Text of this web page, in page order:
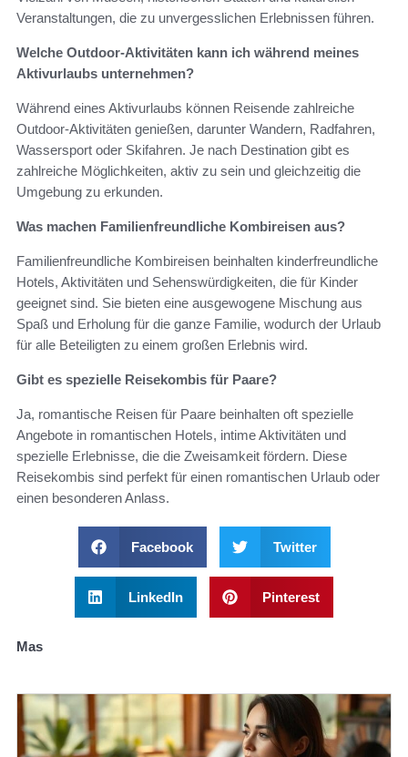
Veranstaltungen, die zu unvergesslichen Erlebnissen führen.
Welche Outdoor-Aktivitäten kann ich während meines
Aktivurlaubs unternehmen?
Während eines Aktivurlaubs können Reisende zahlreiche
Outdoor-Aktivitäten genießen, darunter Wandern, Radfahren,
Wassersport oder Skifahren. Je nach Destination gibt es
zahlreiche Möglichkeiten, aktiv zu sein und gleichzeitig die
Umgebung zu erkunden.
Was machen Familienfreundliche Kombireisen aus?
Familienfreundliche Kombireisen beinhalten kinderfreundliche
Hotels, Aktivitäten und Sehenswürdigkeiten, die für Kinder
geeignet sind. Sie bieten eine ausgewogene Mischung aus
Spaß und Erholung für die ganze Familie, wodurch der Urlaub
für alle Beteiligten zu einem großen Erlebnis wird.
Gibt es spezielle Reisekombis für Paare?
Ja, romantische Reisen für Paare beinhalten oft spezielle
Angebote in romantischen Hotels, intime Aktivitäten und
spezielle Erlebnisse, die die Zweisamkeit fördern. Diese
Reisekombis sind perfekt für einen romantischen Urlaub oder
einen besonderen Anlass.
Facebook Twitter
LinkedIn Pinterest
Mas